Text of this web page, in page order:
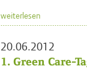
weiterlesen
20.06.2012
1. Green Care-